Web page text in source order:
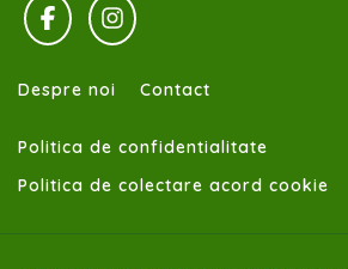
Despre noi Contact
Politica de confidentialitate
Politica de colectare acord cookie